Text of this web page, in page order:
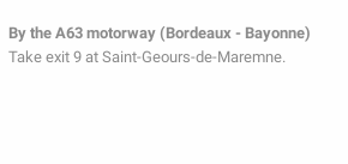
By the A63 motorway (Bordeaux - Bayonne)
Take exit 9 at Saint-Geours-de-Maremne.